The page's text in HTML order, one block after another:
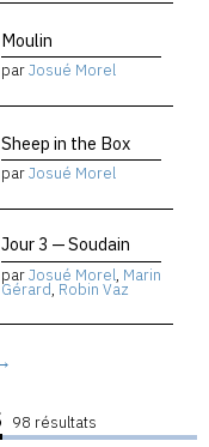
Moulin
parJosué Morel
Sheep in the Box
parJosué Morel
Jour 3 — Soudain
parJosué Morel, Marin
Gérard, Robin Vaz
98 résultats